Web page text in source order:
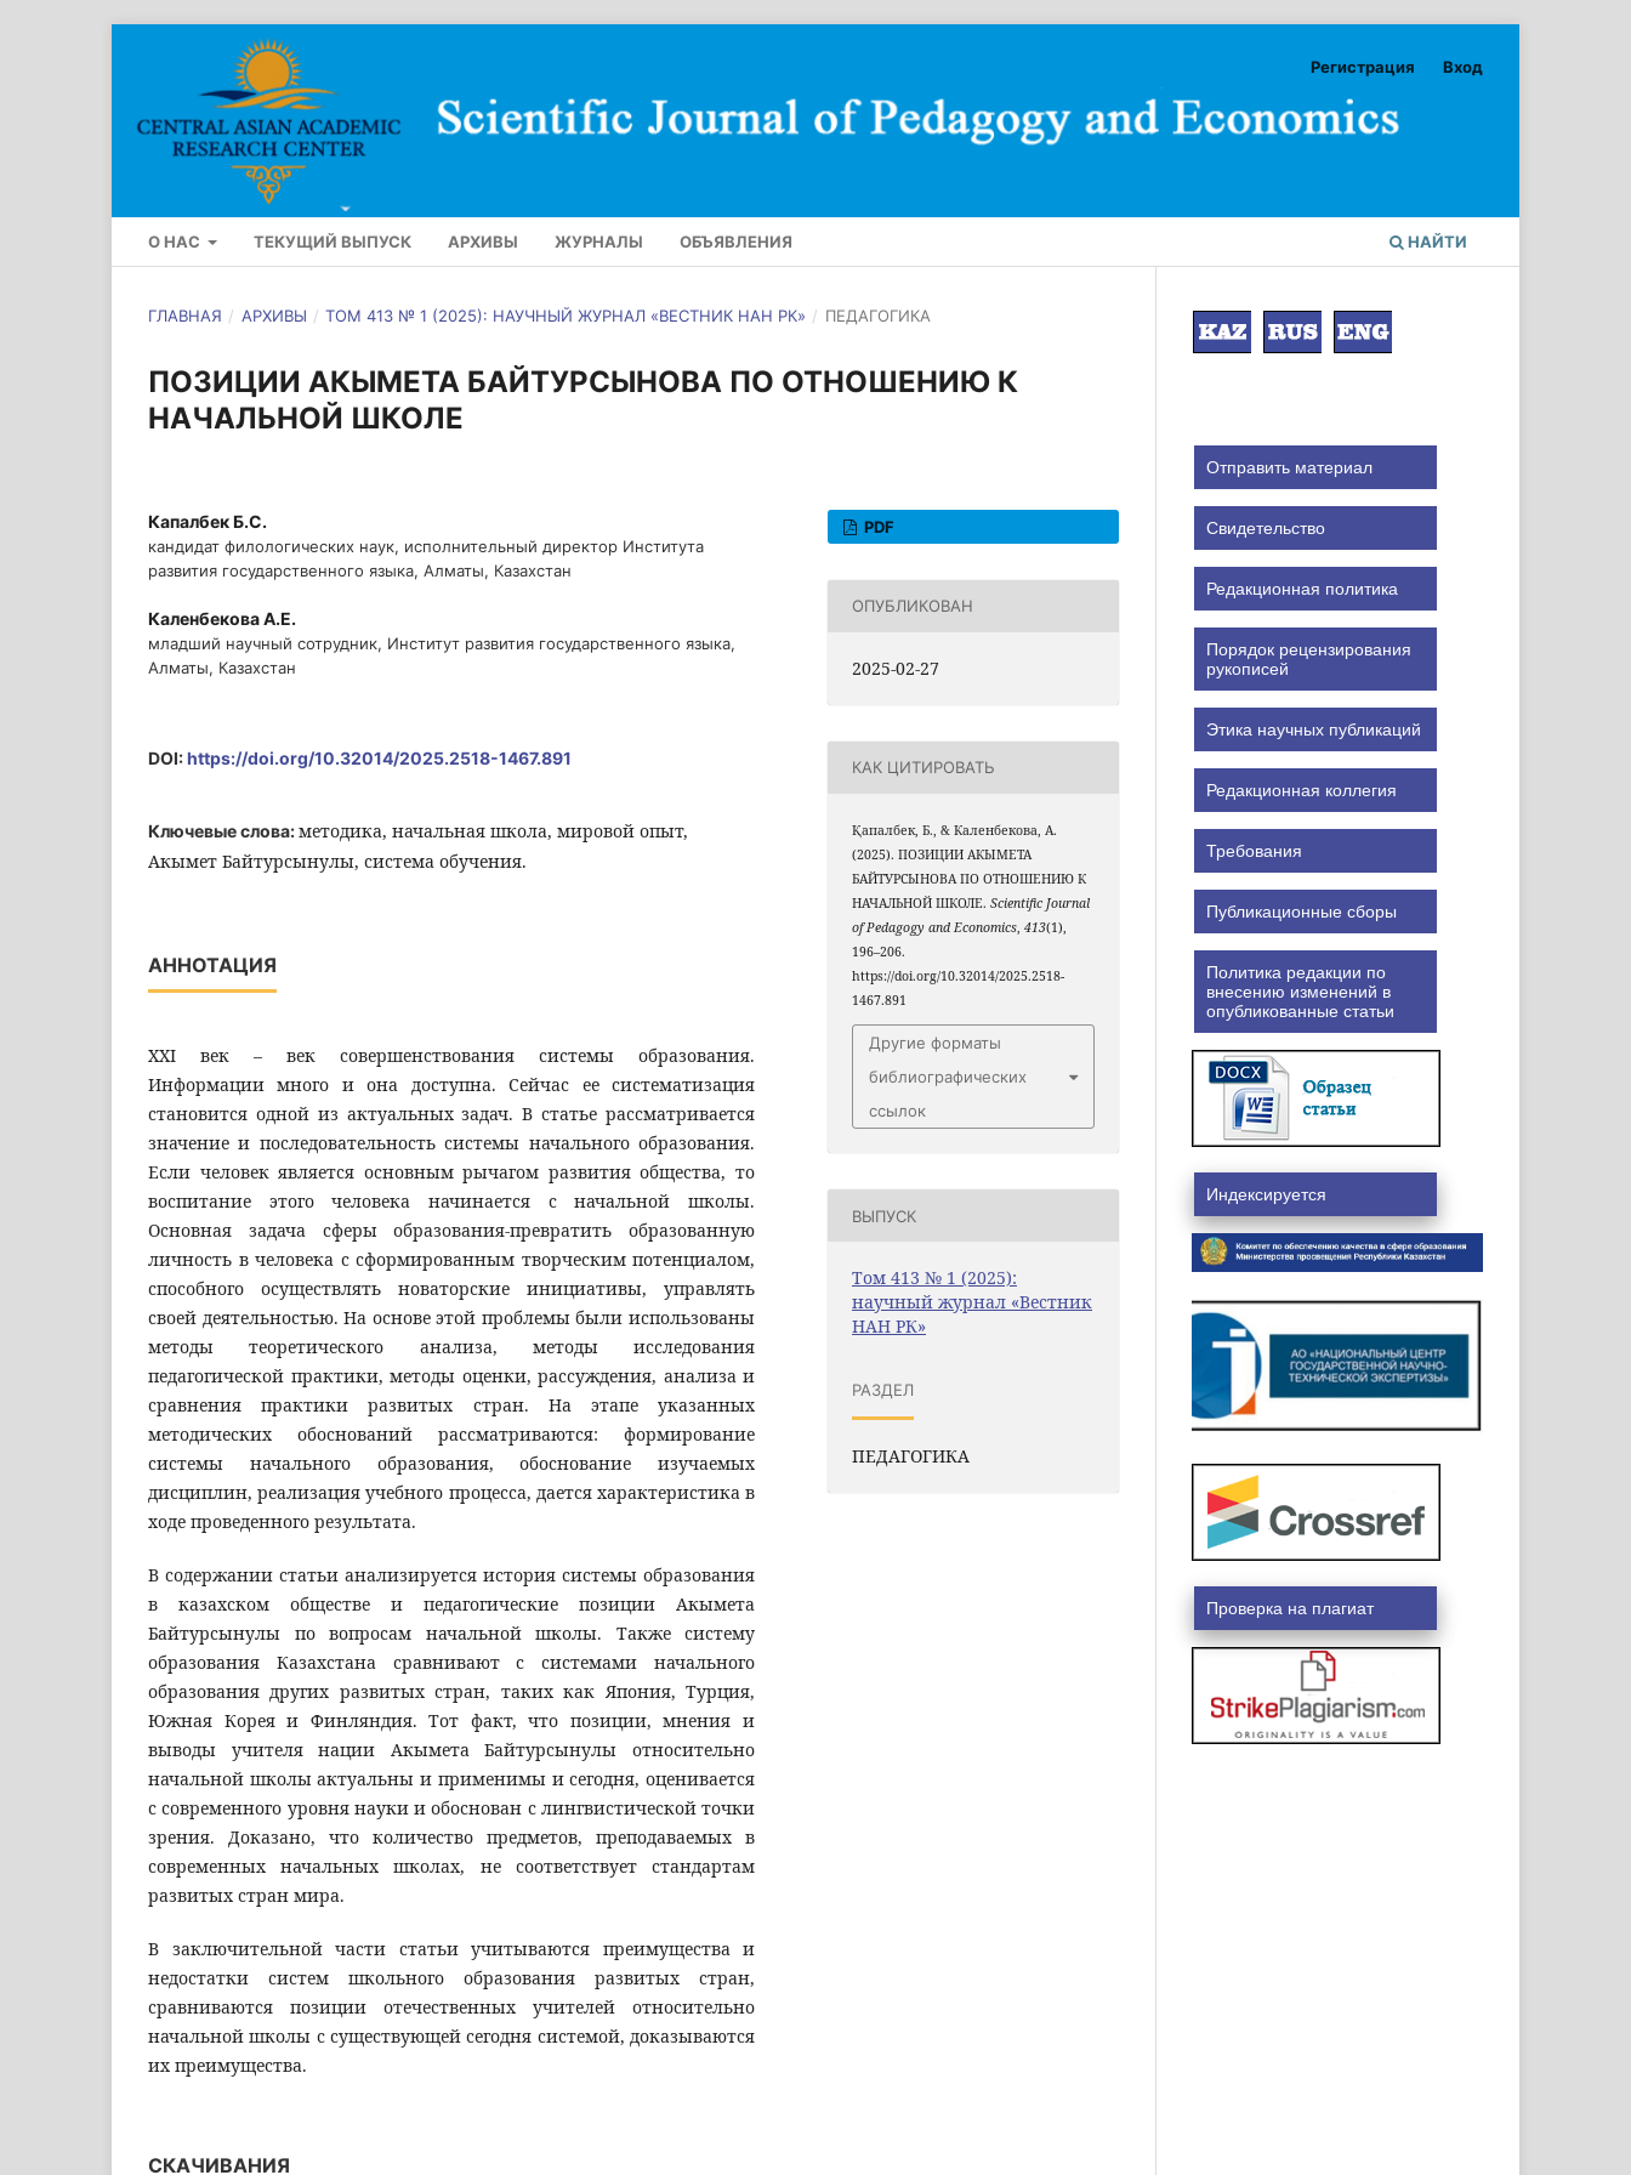
О НАС ТЕКУЩИЙ ВЫПУСК АРХИВЫ ЖУРНАЛЫ ОБЪЯВЛЕНИЯ НАЙТИ
Регистрация Вход
ГЛАВНАЯ / АРХИВЫ / ТОМ 413 № 1 (2025): НАУЧНЫЙ ЖУРНАЛ «ВЕСТНИК НАН РК» / ПЕДАГОГИКА
ПОЗИЦИИ АКЫМЕТА БАЙТУРСЫНОВА ПО ОТНОШЕНИЮ К
НАЧАЛЬНОЙ ШКОЛЕ
Капалбек Б.С.
кандидат филологических наук, исполнительный директор Института
развития государственного языка, Алматы, Казахстан
Каленбекова А.Е.
младший научный сотрудник, Институт развития государственного языка,
Алматы, Казахстан
DOI:https://doi.org/10.32014/2025.2518-1467.891
Ключевые слова:методика, начальная школа, мировой опыт,
Акымет Байтурсынулы, система обучения.
АННОТАЦИЯ
XXI век – век совершенствования системы образования.
Информации много и она доступна. Сейчас ее систематизация
становится одной из актуальных задач. В статье рассматривается
значение и последовательность системы начального образования.
Если человек является основным рычагом развития общества, то
воспитание этого человека начинается с начальной школы.
Основная задача сферы образования-превратить образованную
личность в человека с сформированным творческим потенциалом,
способного осуществлять новаторские инициативы, управлять
своей деятельностью. На основе этой проблемы были использованы
методы теоретического анализа, методы исследования
педагогической практики, методы оценки, рассуждения, анализа и
сравнения практики развитых стран. На этапе указанных
методических обоснований рассматриваются: формирование
системы начального образования, обоснование изучаемых
дисциплин, реализация учебного процесса, дается характеристика в
ходе проведенного результата.
В содержании статьи анализируется история системы образования
в казахском обществе и педагогические позиции Акымета
Байтурсынулы по вопросам начальной школы. Также систему
образования Казахстана сравнивают с системами начального
образования других развитых стран, таких как Япония, Турция,
Южная Корея и Финляндия. Тот факт, что позиции, мнения и
выводы учителя нации Акымета Байтурсынулы относительно
начальной школы актуальны и применимы и сегодня, оценивается
с современного уровня науки и обоснован с лингвистической точки
зрения. Доказано, что количество предметов, преподаваемых в
современных начальных школах, не соответствует стандартам
развитых стран мира.
В заключительной части статьи учитываются преимущества и
недостатки систем школьного образования развитых стран,
сравниваются позиции отечественных учителей относительно
начальной школы с существующей сегодня системой, доказываются
их преимущества.
СКАЧИВАНИЯ
PDF
ОПУБЛИКОВАН
2025-02-27
КАК ЦИТИРОВАТЬ
Қапалбек, Б., & Каленбекова, А.
(2025). ПОЗИЦИИ АКЫМЕТА
БАЙТУРСЫНОВА ПО ОТНОШЕНИЮ К
НАЧАЛЬНОЙ ШКОЛЕ.Scientific Journal
of Pedagogy and Economics,413(1),
196–206.
https://doi.org/10.32014/2025.2518-
1467.891
Другие форматы
библиографических
ссылок
ВЫПУСК
Том 413 № 1 (2025):
научный журнал «Вестник
НАН РК»
РАЗДЕЛ
ПЕДАГОГИКА
Отправить материал
Свидетельство
Редакционная политика
Порядок рецензирования
рукописей
Этика научных публикаций
Редакционная коллегия
Требования
Публикационные сборы
Политика редакции по
внесению изменений в
опубликованные статьи
Индексируется
Проверка на плагиат